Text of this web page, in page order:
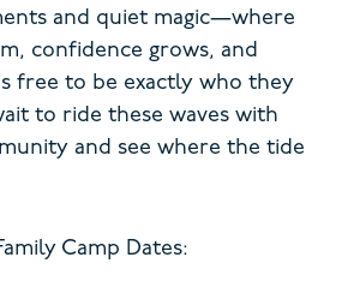
and quiet magic—where
confidence grows, and
free to be exactly who they
to ride these waves with
and see where the tide
Camp Dates: